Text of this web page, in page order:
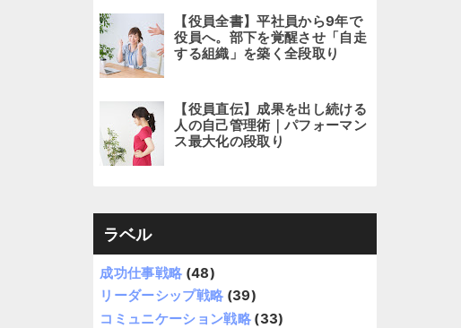
【役員全書】平社員から9年で
役員へ。部下を覚醒させ「自走
する組織」を築く全段取り
【役員直伝】成果を出し続ける
人の自己管理術｜パフォーマン
ス最大化の段取り
ラベル
成功仕事戦略 (48)
リーダーシップ戦略 (39)
コミュニケーション戦略 (33)